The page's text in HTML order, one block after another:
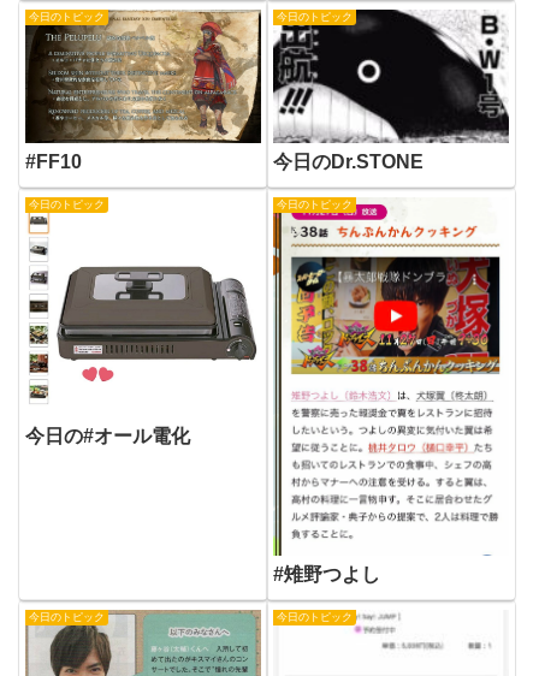
今日のトピック
#FF10
今日のトピック
今日のDr.STONE
今日のトピック
今日の#オール電化
今日のトピック
#雉野つよし
今日のトピック 今日のトピック